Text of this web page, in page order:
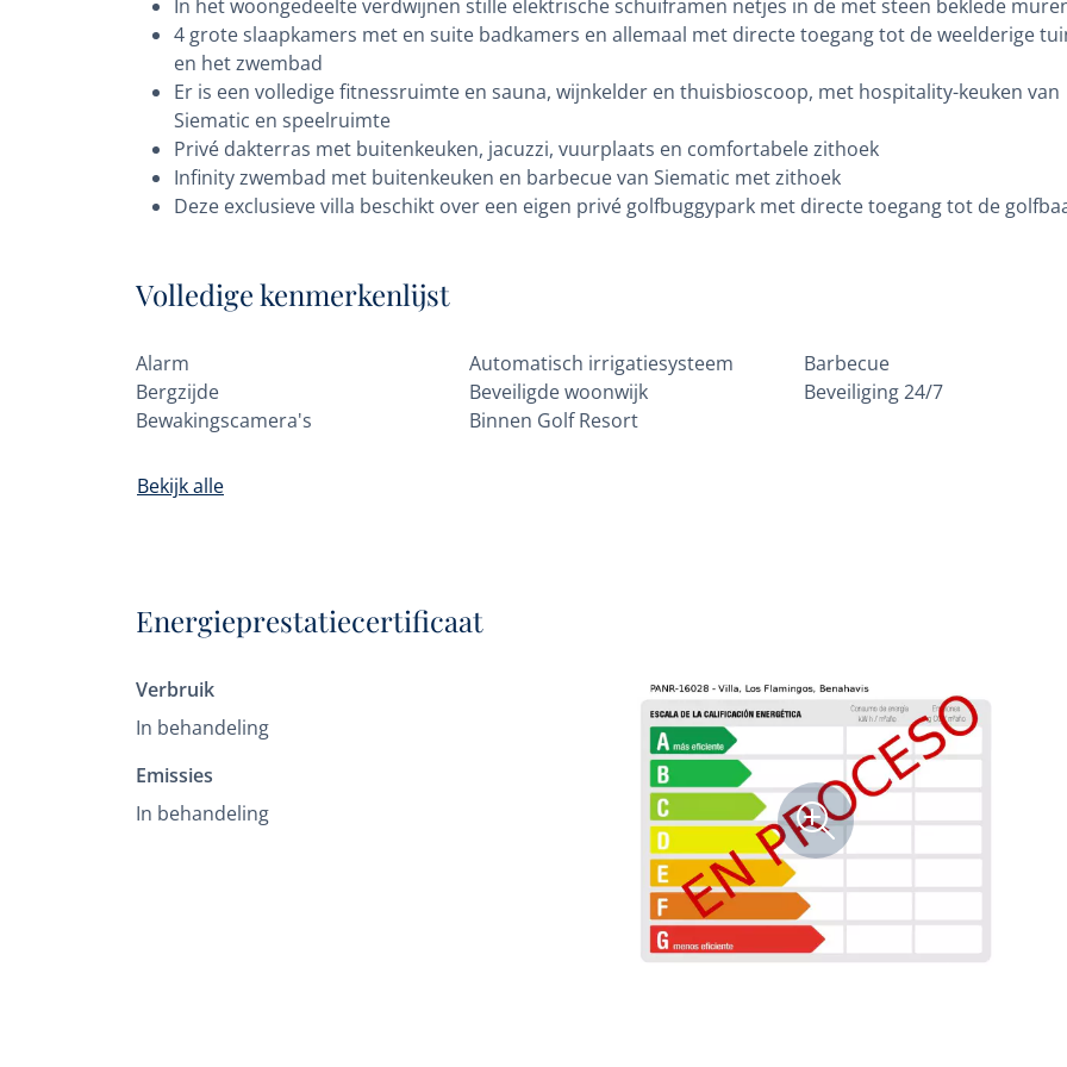
In het woongedeelte verdwijnen stille elektrische schuiframen netjes in de met steen beklede
4 grote slaapkamers met en suite badkamers en allemaal met directe toegang tot de weelderige
en het zwembad
Er is een volledige fitnessruimte en sauna, wijnkelder en thuisbioscoop, met hospitality-keuken van
Siematic en speelruimte
Privé dakterras met buitenkeuken, jacuzzi, vuurplaats en comfortabele zithoek
Infinity zwembad met buitenkeuken en barbecue van Siematic met zithoek
Deze exclusieve villa beschikt over een eigen privé golfbuggypark met directe toegang tot de
Volledige kenmerkenlijst
Alarm Automatisch irrigatiesysteem
Barbecue
Bergzijde
Beveiligde woonwijk
Beveiliging 24/7
Bewakingscamera's
Binnen Golf Resort
Bekijk alle
Energieprestatiecertificaat
Verbruik
In behandeling
Emissies
In behandeling